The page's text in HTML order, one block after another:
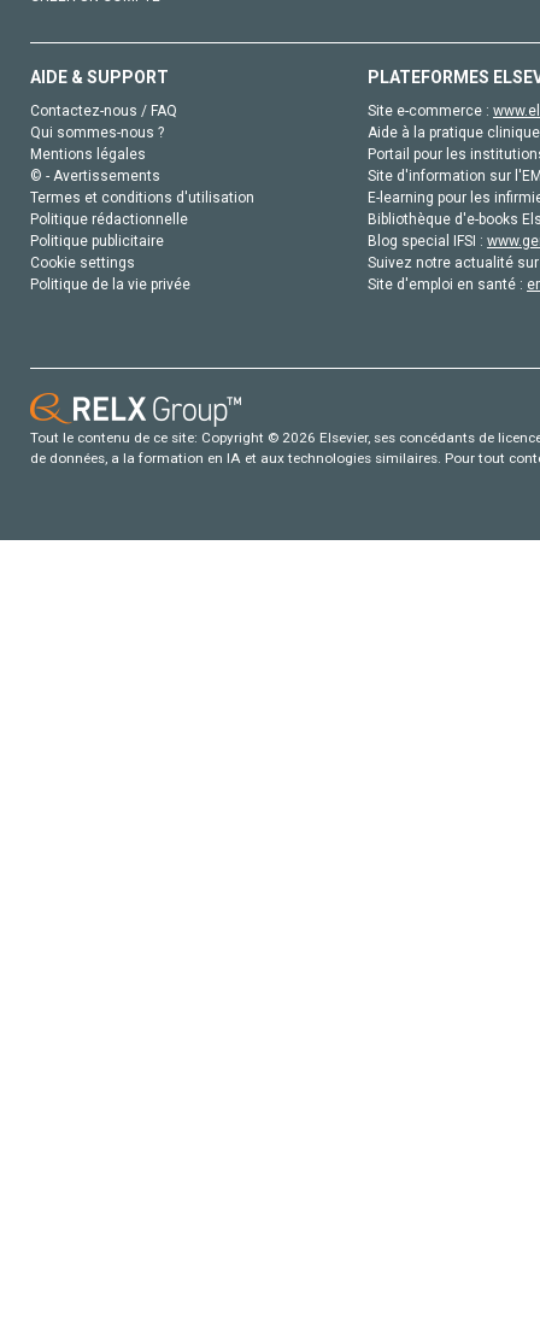
AIDE & SUPPORT
Contactez-nous / FAQ
Qui sommes-nous ?
Mentions légales
© - Avertissements
Termes et conditions d'utilisation
Politique rédactionnelle
Politique publicitaire
Cookie settings
Politique de la vie privée
PLATEFORMES
Site e-commerce :
Aide à la pratique
Portail pour les
Site d'information sur
E-learning pour les
Bibliothèque d'e-books
Blog special IFSI :
Suivez notre actualité
Site d'emploi en santé :
Tout le contenu de ce site: Copyright © 2026 Elsevier, ses concédants de
de données, a la formation en IA et aux technologies similaires. Pour tout